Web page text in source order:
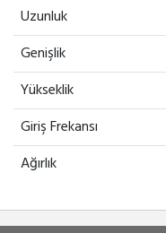
Uzunluk
Genişlik
Yükseklik
Giriş Frekansı
Ağırlık